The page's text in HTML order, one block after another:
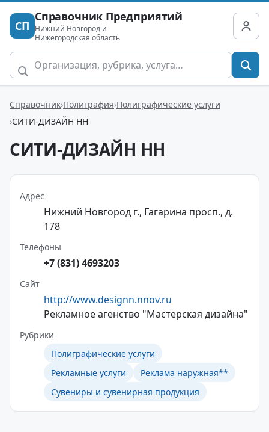
СП
Справочник Предприятий
Нижний Новгород и
Нижегородская область
Справочник Полиграфия Полиграфические услуги
СИТИ-ДИЗАЙН НН
СИТИ-ДИЗАЙН НН
Адрес
Нижний Новгород г., Гагарина просп., д.
178
Телефоны
+7 (831) 4693203
Сайт
http://www.designn.nnov.ru
Рекламное агенство "Мастерская дизайна"
Рубрики
Полиграфические услуги
Рекламные услуги
Реклама наружная**
Сувениры и сувенирная продукция